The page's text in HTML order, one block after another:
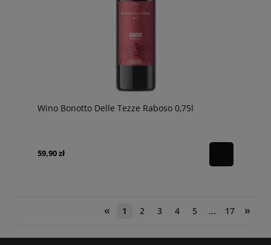
Wino Bonotto Delle Tezze Raboso 0,75l
59,90 zł
« 1 2 3 4 5 ... 17 »